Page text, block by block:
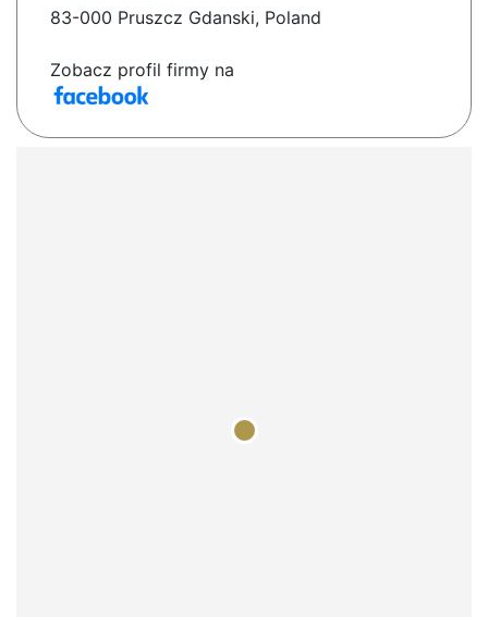
83-000 Pruszcz Gdanski, Poland
Zobacz profil firmy na